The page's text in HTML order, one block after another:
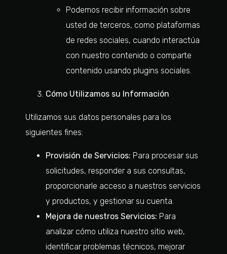
Podemos recibir información sobre
usted de terceros, como plataformas
de redes sociales, cuando interactúa
con nuestro contenido o comparte
contenido usando plugins sociales.
Cómo Utilizamos su Información
Utilizamos sus datos personales para los
siguientes fines:
Provisión de Servicios: Para procesar sus
solicitudes, responder a sus consultas,
proporcionarle acceso a nuestros servicios
y productos, y gestionar su cuenta.
Mejora de nuestros Servicios: Para
analizar cómo utiliza nuestro sitio web,
identificar problemas técnicos, mejorar